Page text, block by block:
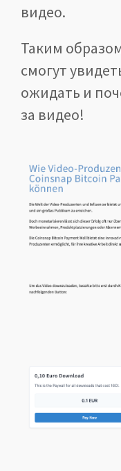
видео.
Таким
смогут
ожидать и
за видео!